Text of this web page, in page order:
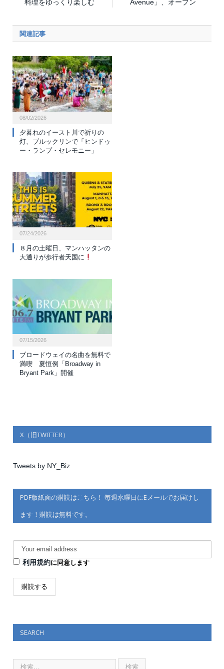
料理をゆっくり楽しむ
Avenue」、オープン
関連記事
08/02/2026
夕暮れのイースト川で祈りの
灯、ブルックリンで「ヒンドゥ
ー・ランプ・セレモニー」
07/24/2026
８月の土曜日、マンハッタンの
大通りが歩行者天国に
07/15/2026
ブロードウェイの名曲を無料で
満喫 夏恒例「Broadway in
Bryant Park」開催
X（旧TWITTER）
Tweets by NY_Biz
PDF版紙面の購読はこちら！ 毎週水曜日にEメールでお届けし
ます！購読は無料です。
利用規約に同意します
SEARCH